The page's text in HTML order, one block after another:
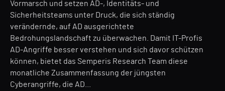
Vormarsch und setzen AD-, Identitäts- und
Sicherheitsteams unter Druck, die sich ständig
verändernde, auf AD ausgerichtete
Bedrohungslandschaft zu überwachen. Damit IT-Profis
AD-Angriffe besser verstehen und sich davor schützen
können, bietet das Semperis Research Team diese
monatliche Zusammenfassung der jüngsten
Cyberangriffe, die AD...